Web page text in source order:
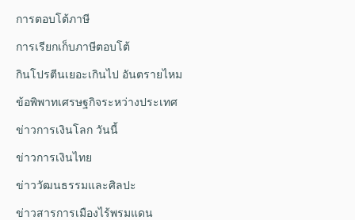
การตอบโต้ภาษี
การเรียกเก็บภาษีตอบโต้
กินโปรตีนเยอะเกินไป อันตรายไหม
ข้อพิพาทเศรษฐกิจระหว่างประเทศ
ข่าวการเงินโลก วันนี้
ข่าวการเงินไทย
ข่าววัฒนธรรมและศิลปะ
ข่าวสารการเมืองไร้พรมแดน